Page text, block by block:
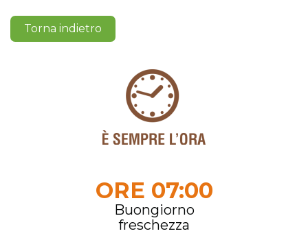
Torna indietro
ORE 07:00
Buongiorno
freschezza